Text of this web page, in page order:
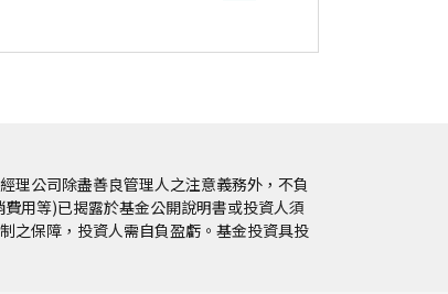
理公司除盡善良管理人之注意義務外，不負
用等)已揭露於基金公開說明書或投資人須
之保障，投資人需自負盈虧。基金投資具投